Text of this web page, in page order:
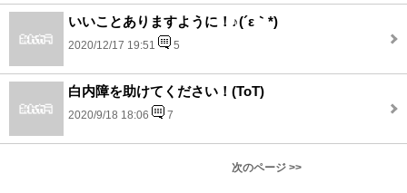
いいことありますように！♪(´ε｀*)
2020/12/17 19:51 5
白内障を助けてください！(ToT)
2020/9/18 18:06 7
次のページ >>